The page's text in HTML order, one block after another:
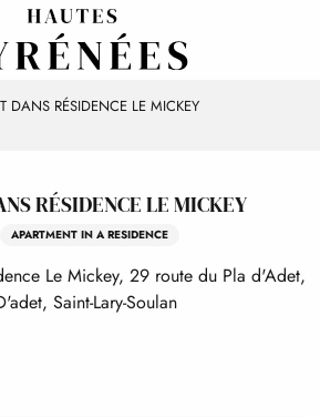
DANS RÉSIDENCE LE MICKEY
RÉSIDENCE LE MICKEY
APARTMENT IN A RESIDENCE
Le Mickey, 29 route du Pla d'Adet,
Saint-Lary-Soulan